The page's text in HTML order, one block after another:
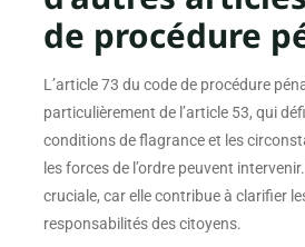
de procédure
L’article 73 du code de procédure
particulièrement de l’article 53, qui
conditions de flagrance et les
les forces de l’ordre peuvent
cruciale, car elle contribue à clarifier
responsabilités des citoyens.